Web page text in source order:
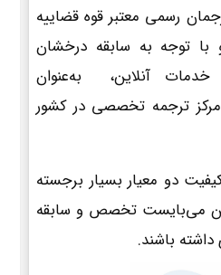
رسمی معتبر قوه قضاییه
توجه به سابقه درخشان
خدمات آنلاین، به‌عنوان
ترجمه تخصصی در کشور
دو معیار بسیار برجسته
می‌بایست تخصص و سابقه
باشند.